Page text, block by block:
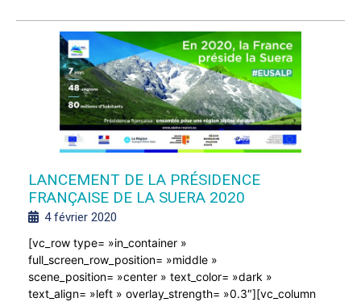
LANCEMENT DE LA PRÉSIDENCE
FRANÇAISE DE LA SUERA 2020
4 février 2020
[vc_row type= »in_container »
full_screen_row_position= »middle »
scene_position= »center » text_color= »dark »
text_align= »left » overlay_strength= »0.3″][vc_column